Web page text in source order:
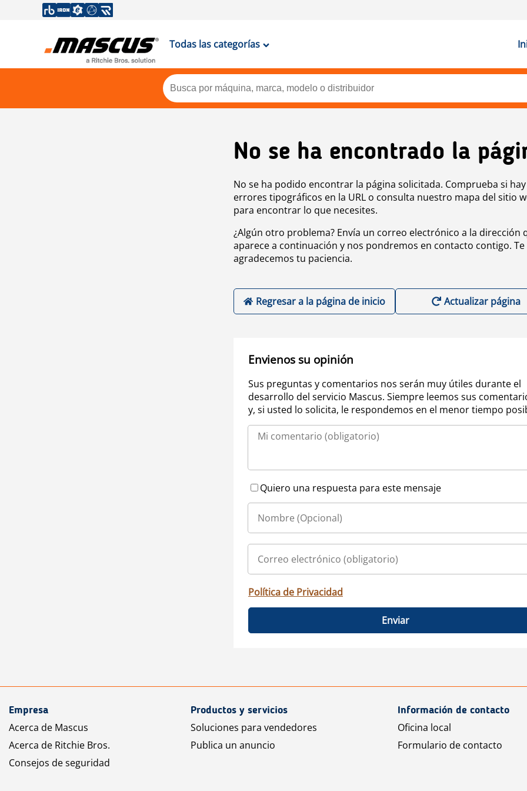
Todas las categorías
No se ha encontrado la
No se ha podido encontrar la página solicitada. Comprueba si hay
errores tipográficos en la URL o consulta nuestro mapa del sitio
para encontrar lo que necesites.
¿Algún otro problema? Envía un correo electrónico a la dirección
aparece a continuación y nos pondremos en contacto contigo. Te
agradecemos tu paciencia.
Regresar a la página de inicio Actualizar página
Envienos su opinión
Sus preguntas y comentarios nos serán muy útiles durante el
desarrollo del servicio Mascus. Siempre leemos sus
y, si usted lo solicita, le respondemos en el menor tiempo
Quiero una respuesta para este mensaje
Política de Privacidad
Enviar
Empresa
Acerca de Mascus
Acerca de Ritchie Bros.
Consejos de seguridad
Productos y servicios
Soluciones para vendedores
Publica un anuncio
Información de contacto
Oficina local
Formulario de contacto